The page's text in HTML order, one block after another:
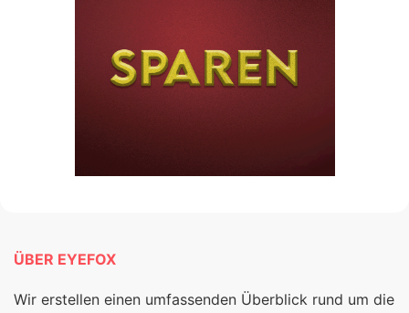
ÜBER EYEFOX
Wir erstellen einen umfassenden Überblick rund um die